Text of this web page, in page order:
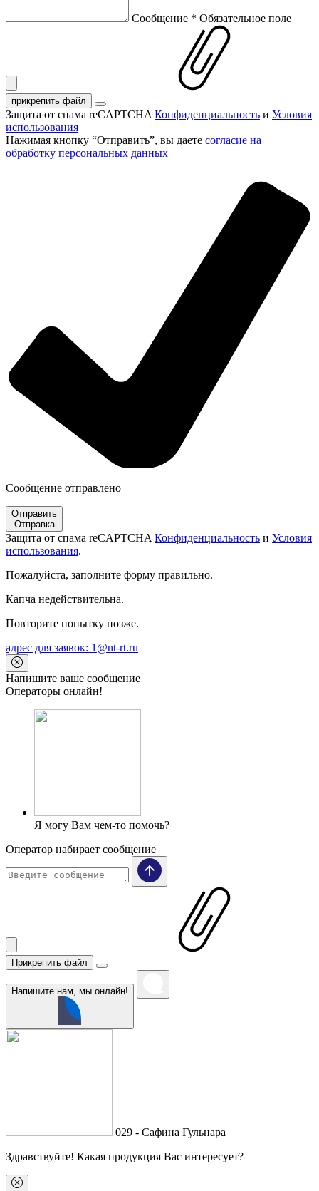
Сообщение * Обязательное поле
прикрепить файл
Защита от спама reCAPTCHA Конфиденциальность и Условия
использования
Нажимая кнопку “Отправить”, вы даете согласие на
обработку персональных данных
Сообщение отправлено
Отправить
Отправка
Защита от спама reCAPTCHA Конфиденциальность и Условия
использования.
Пожалуйста, заполните форму правильно.
Капча недействительна.
Повторите попытку позже.
адрес для заявок: 1@nt-rt.ru
Напишите ваше сообщение
Операторы онлайн!
Я могу Вам чем-то помочь?
Оператор набирает сообщение
Прикрепить файл
Напишите нам, мы онлайн!
029 - Сафина Гульнара
Здравствуйте! Какая продукция Вас интересует?